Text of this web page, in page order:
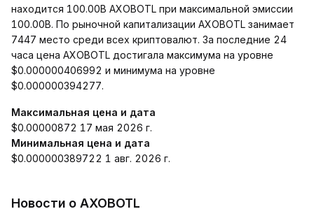
находится 100.00B AXOBOTL при максимальной эмиссии
100.00B. По рыночной капитализации AXOBOTL занимает
7447 место среди всех криптовалют. За последние 24
часа цена AXOBOTL достигала максимума на уровне
$0.000000406992 и минимума на уровне
$0.000000394277.
Максимальная цена и дата
$0.00000872 17 мая 2026 г.
Минимальная цена и дата
$0.000000389722 1 авг. 2026 г.
Новости о AXOBOTL